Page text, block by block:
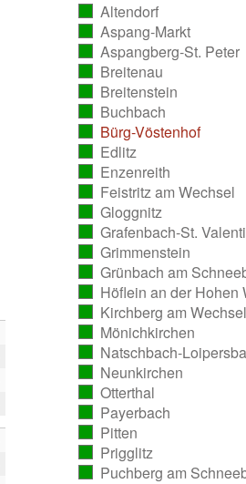
Altendorf
ausgezählt)
Aspang-Markt
ausgezählt)
Aspangberg-St. Peter
ausgezählt)
Breitenau
ausgezählt)
Breitenstein
ausgezählt)
Buchbach
ausgezählt)
Bürg-Vöstenhof
ausgezählt)
Edlitz
ausgezählt)
Enzenreith
ausgezählt)
Feistritz am Wechsel
ausgezählt)
Gloggnitz
ausgezählt)
Grafenbach-St.
ausgezählt)
Grimmenstein
ausgezählt)
Grünbach am
ausgezählt)
Höflein an der Hohen
ausgezählt)
Kirchberg am Wechsel
ausgezählt)
Mönichkirchen
ausgezählt)
Natschbach-
ausgezählt)
Neunkirchen
ausgezählt)
Otterthal
ausgezählt)
Payerbach
ausgezählt)
Pitten
ausgezählt)
Prigglitz
ausgezählt)
Puchberg am